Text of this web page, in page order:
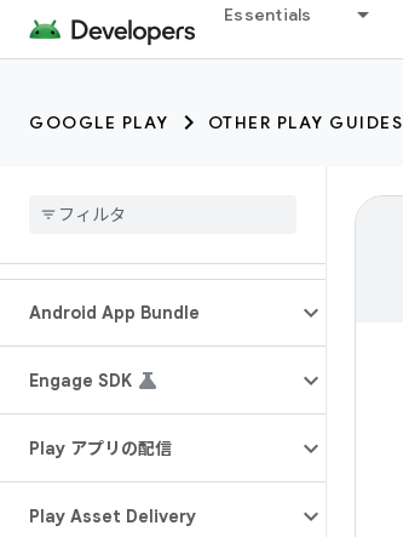
Essentials
GOOGLE PLAY OTHER PLAY GUIDES
Android App Bundle
Engage SDK
Play アプリの配信
Play Asset Delivery